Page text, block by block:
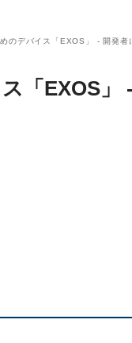
のデバイス「EXOS」 - 開発者
「EXOS」